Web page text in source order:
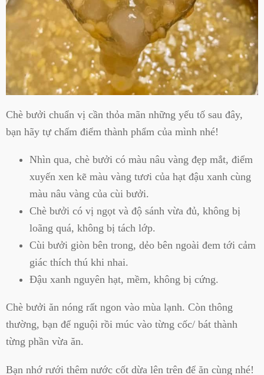
Chè bưởi chuẩn vị cần thỏa mãn những yếu tố sau đây,
bạn hãy tự chấm điểm thành phẩm của mình nhé!
Nhìn qua, chè bưởi có màu nâu vàng đẹp mắt, điểm
xuyến xen kẽ màu vàng tươi của hạt đậu xanh cùng
màu nâu vàng của cùi bưởi.
Chè bưởi có vị ngọt và độ sánh vừa đủ, không bị
loãng quá, không bị tách lớp.
Cùi bưởi giòn bên trong, dẻo bên ngoài đem tới cảm
giác thích thú khi nhai.
Đậu xanh nguyên hạt, mềm, không bị cứng.
Chè bưởi ăn nóng rất ngon vào mùa lạnh. Còn thông
thường, bạn để nguội rồi múc vào từng cốc/ bát thành
từng phần vừa ăn.
Bạn nhớ rưới thêm nước cốt dừa lên trên để ăn cùng nhé!